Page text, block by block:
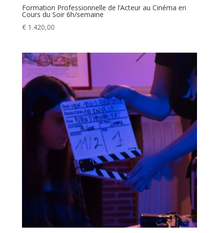
Formation Professionnelle de l’Acteur au Cinéma en
Cours du Soir 6h/semaine
€1.420,00